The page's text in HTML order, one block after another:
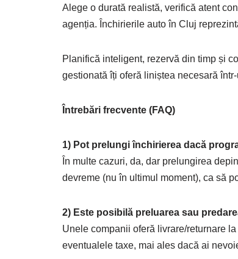
Alege o durată realistă, verifică atent
agenția. Închirierile auto în Cluj
Planifică inteligent, rezervă din timp și
gestionată îți oferă liniștea necesară
Întrebări frecvente (FAQ)
1) Pot prelungi închirierea dacă
În multe cazuri, da, dar prelungirea
devreme (nu în ultimul moment), ca să
2) Este posibilă preluarea sau
Unele companii oferă livrare/returnare
eventualele taxe, mai ales dacă ai